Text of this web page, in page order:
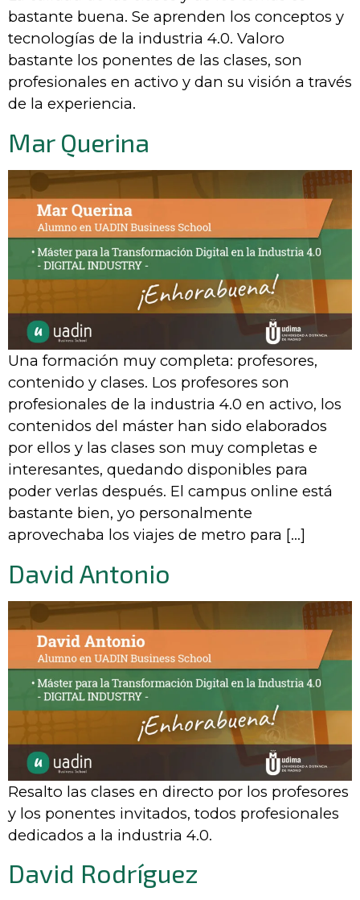
bastante buena. Se aprenden los conceptos y
tecnologías de la industria 4.0. Valoro
bastante los ponentes de las clases, son
profesionales en activo y dan su visión a través
de la experiencia.
Mar Querina
Una formación muy completa: profesores,
contenido y clases. Los profesores son
profesionales de la industria 4.0 en activo, los
contenidos del máster han sido elaborados
por ellos y las clases son muy completas e
interesantes, quedando disponibles para
poder verlas después. El campus online está
bastante bien, yo personalmente
aprovechaba los viajes de metro para […]
David Antonio
Resalto las clases en directo por los profesores
y los ponentes invitados, todos profesionales
dedicados a la industria 4.0.
David Rodríguez